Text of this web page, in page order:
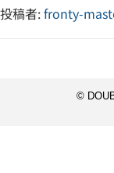
投稿者:fronty-
©